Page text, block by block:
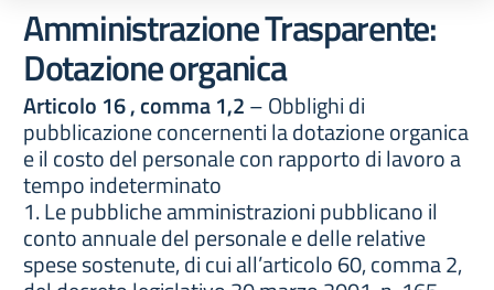
Amministrazione Trasparente:
Dotazione organica
Articolo 16 , comma 1,2– Obblighi di
pubblicazione concernenti la dotazione organica
e il costo del personale con rapporto di lavoro a
tempo indeterminato
1. Le pubbliche amministrazioni pubblicano il
conto annuale del personale e delle relative
spese sostenute, di cui all’articolo 60, comma 2,